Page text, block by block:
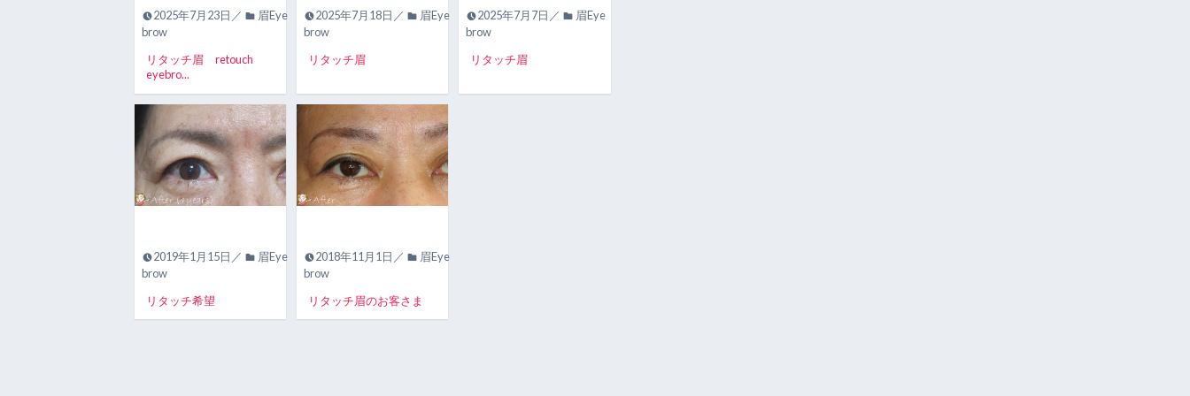
2025年7月23日／
眉Eye
brow
リタッチ眉 retouch
eyebro...
2025年7月18日／
眉Eye
brow
リタッチ眉
2025年7月7日／
眉Eye
brow
リタッチ眉
2019年1月15日／
眉Eye
brow
リタッチ希望
2018年11月1日／
眉Eye
brow
リタッチ眉のお客さま